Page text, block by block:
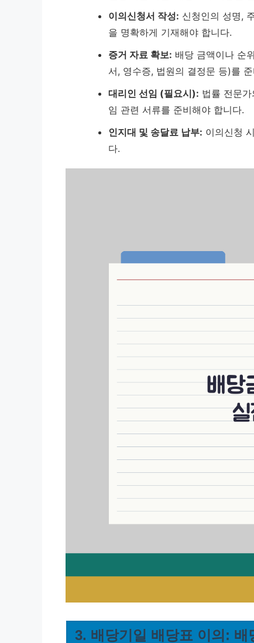
이의신청서 작성: 신청인의 성명,
을 명확하게 기재해야 합니다.
증거 자료 확보: 배당 금액이나 순
서, 영수증, 법원의 결정문 등)를
대리인 선임 (필요시): 법률 전문
임 관련 서류를 준비해야 합니다.
인지대 및 송달료 납부: 이의신청
다.
3. 배당기일 배당표 이의: